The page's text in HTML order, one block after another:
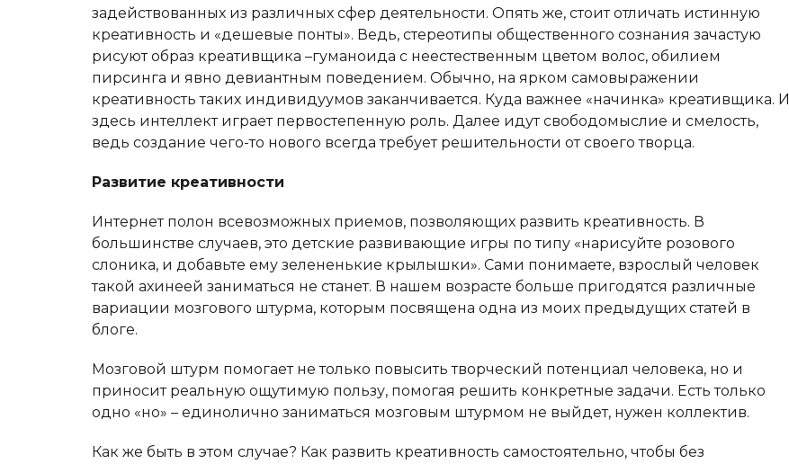
задействованных из различных сфер деятельности. Опять же, стоит отличать истинную
креативность и «дешевые понты». Ведь, стереотипы общественного сознания зачастую
рисуют образ креативщика –гуманоида с неестественным цветом волос, обилием
пирсинга и явно девиантным поведением. Обычно, на ярком самовыражении
креативность таких индивидуумов заканчивается. Куда важнее «начинка» креативщика. И
здесь интеллект играет первостепенную роль. Далее идут свободомыслие и смелость,
ведь создание чего-то нового всегда требует решительности от своего творца.
Развитие креативности
Интернет полон всевозможных приемов, позволяющих развить креативность. В
большинстве случаев, это детские развивающие игры по типу «нарисуйте розового
слоника, и добавьте ему зелененькие крылышки». Сами понимаете, взрослый человек
такой ахинеей заниматься не станет. В нашем возрасте больше пригодятся различные
вариации мозгового штурма, которым посвящена одна из моих предыдущих статей в
блоге.
Мозговой штурм помогает не только повысить творческий потенциал человека, но и
приносит реальную ощутимую пользу, помогая решить конкретные задачи. Есть только
одно «но» – единолично заниматься мозговым штурмом не выйдет, нужен коллектив.
Как же быть в этом случае? Как развить креативность самостоятельно, чтобы без